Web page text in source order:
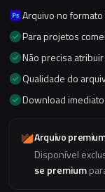
Arquivo no formato
Para projetos
Não precisa
Qualidade do
Download imediato
Arquivo
Disponível
se premium